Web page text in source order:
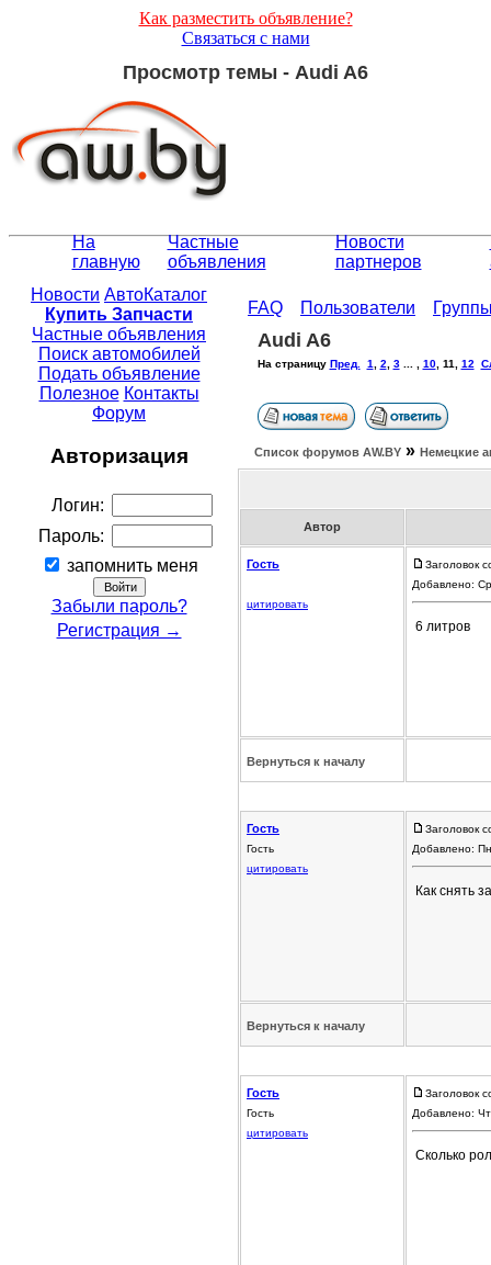
Как разместить объявление?
Связаться с нами
Просмотр темы - Audi A6
На
главную
Частные
объявления
Новости
партнеров
Новости АвтоКаталог
Купить Запчасти
Частные объявления
Поиск автомобилей
Подать объявление
Полезное Контакты
Форум
Авторизация
Логин:
Пароль:
запомнить меня
Забыли пароль?
Регистрация →
FAQ Пользователи
Audi A6
На страницу Пред. 1 2 3... , 10, 11 12
Список форумов АW.BY » Немецкие
Автор
Гость
цитировать
Заголовок
Добавлено:
6 литров
Вернуться к началу
Гость
Гость
цитировать
Заголовок
Добавлено:
Как снять
Вернуться к началу
Гость
Гость
цитировать
Заголовок
Добавлено:
Сколько